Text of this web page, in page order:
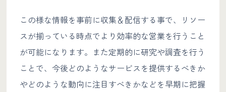
この様な情報を事前に収集＆配信する事で、リソー
スが揃っている時点でより効率的な営業を行うこと
が可能になります。また定期的に研究や調査を行う
ことで、今後どのようなサービスを提供するべきか
やどのような動向に注目すべきかなどを早期に把握